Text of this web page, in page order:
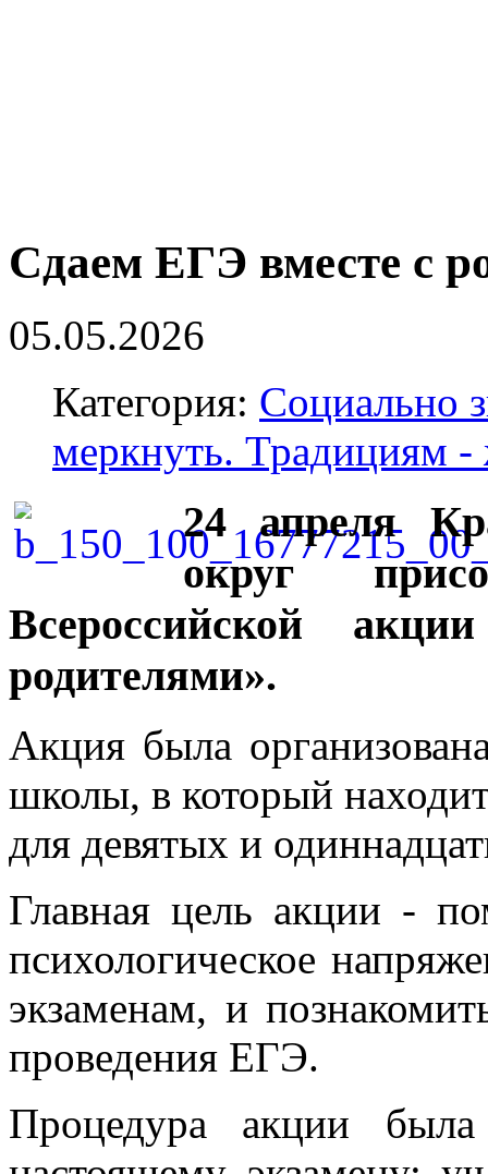
Сдаем ЕГЭ вместе с
05.05.2026
Категория: Социально
меркнуть. Традициям
24 апреля
округ
Всероссийской
родителями».
Акция была
школы, в который
для девятых и
Главная цель акции -
психологическое
экзаменам, и
проведения ЕГЭ.
Процедура акции